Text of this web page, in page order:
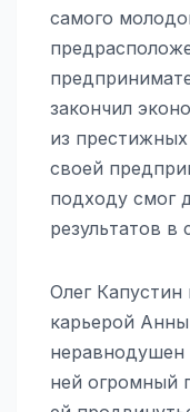
самого
закончил
из
своей
подходу смог
результатов в
Олег Капустин
карьерой
неравнодушен
ней огромный